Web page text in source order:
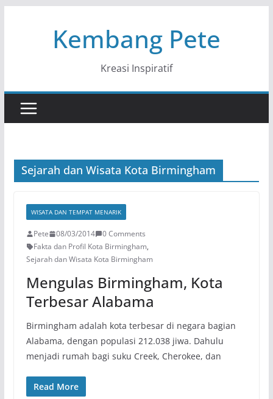
Kembang Pete
Kreasi Inspiratif
Sejarah dan Wisata Kota Birmingham
WISATA DAN TEMPAT MENARIK
Pete 08/03/2014
0 Comments
Fakta dan Profil Kota Birmingham,
Sejarah dan Wisata Kota Birmingham
Mengulas Birmingham, Kota
Terbesar Alabama
Birmingham adalah kota terbesar di negara bagian
Alabama, dengan populasi 212.038 jiwa. Dahulu
menjadi rumah bagi suku Creek, Cherokee, dan
Read More